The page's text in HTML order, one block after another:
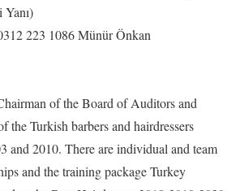
223 1086 Münür Önkan
of the Board of Auditors and
the Turkish barbers and hairdressers
and 2010. There are individual and team
and the training package Turkey